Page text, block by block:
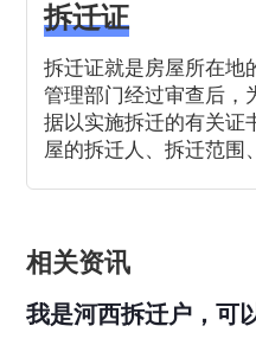
拆迁证
拆迁证就是房屋所在地
管理部门经过审查后，
据以实施拆迁的有关证
屋的拆迁人、拆迁范围
相关资讯
我是河西拆迁户，可